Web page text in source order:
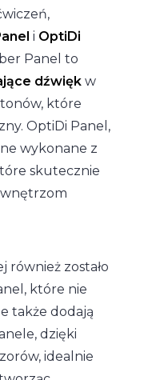
i OptiDi
Panel to
dźwięk w
które
OptiDi Panel,
wykonane z
skutecznie
również zostało
które nie
także dodają
dzięki
idealnie